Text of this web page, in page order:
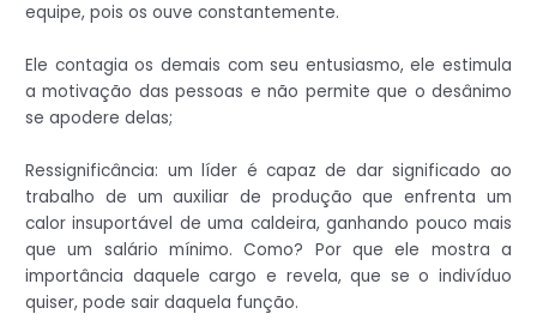
equipe, pois os ouve constantemente.
Ele contagia os demais com seu entusiasmo, ele estimula
a motivação das pessoas e não permite que o desânimo
se apodere delas;
Ressignificância: um líder é capaz de dar significado ao
trabalho de um auxiliar de produção que enfrenta um
calor insuportável de uma caldeira, ganhando pouco mais
que um salário mínimo. Como? Por que ele mostra a
importância daquele cargo e revela, que se o indivíduo
quiser, pode sair daquela função.